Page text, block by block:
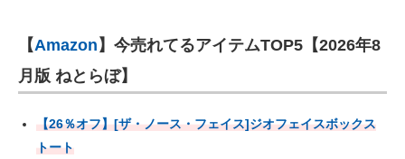
【Amazon 】今売れてるアイテムTOP5【2026年8
月版 ねとらぼ】
【26％オフ】[ザ・ノース・フェイス]ジオフェイスボックス
トート